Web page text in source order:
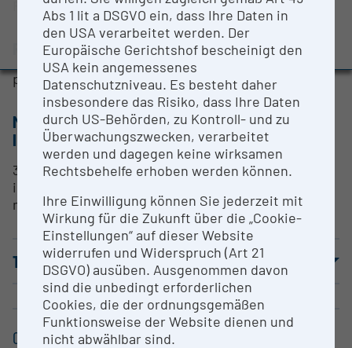
Evaluation Study 2022
Awards and press releases
FH-Prof. Dr.-Ing. Aziz Huskic
RESEARCH SERVICES
please contact us
METHODS & EXPERTISE FOR RESEARCH
INFRASTRUCTURE
3D scanning of components, prototyping, wear
investigation, sample inspection, component
measurement, quality control system
TERMS OF USE
CONTACT
Abs 1 lit a DSGVO ein, dass Ihre Daten in
den USA verarbeitet werden. Der
Europäische Gerichtshof bescheinigt den
USA kein angemessenes
Datenschutzniveau. Es besteht daher
insbesondere das Risiko, dass Ihre Daten
durch US-Behörden, zu Kontroll- und zu
Überwachungszwecken, verarbeitet
werden und dagegen keine wirksamen
Rechtsbehelfe erhoben werden können.
Ihre Einwilligung können Sie jederzeit mit
Wirkung für die Zukunft über die „Cookie-
Einstellungen“ auf dieser Website
widerrufen und Widerspruch (Art 21
DSGVO) ausüben. Ausgenommen davon
sind die unbedingt erforderlichen
Cookies, die der ordnungsgemäßen
Funktionsweise der Website dienen und
nicht abwählbar sind.